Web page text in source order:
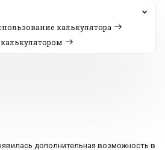
калькулятора
дополнительная возможность в